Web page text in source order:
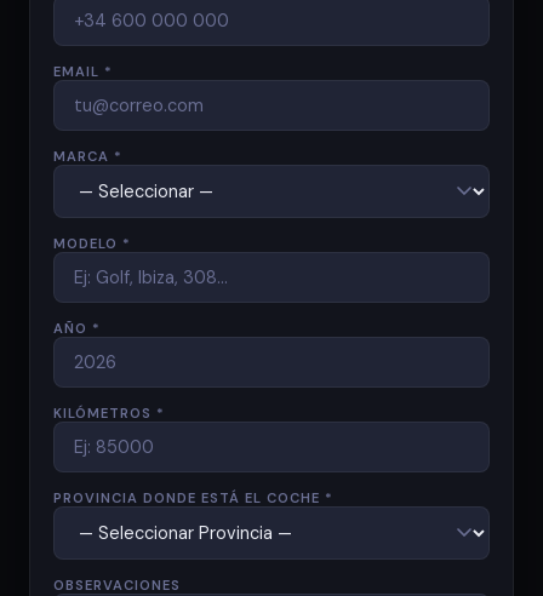
EMAIL *
MARCA *
MODELO *
AÑO *
KILÓMETROS *
PROVINCIA DONDE ESTÁ EL COCHE *
OBSERVACIONES